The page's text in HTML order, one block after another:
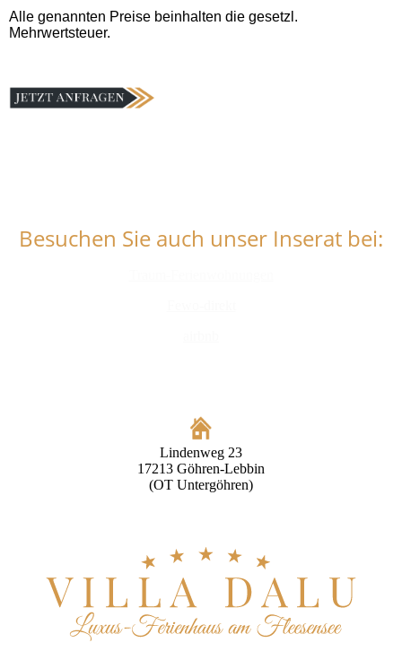
Alle genannten Preise beinhalten die gesetzl.
Mehrwertsteuer.
Besuchen Sie auch unser Inserat bei:
Lindenweg 23
17213 Göhren-Lebbin
(OT Untergöhren)